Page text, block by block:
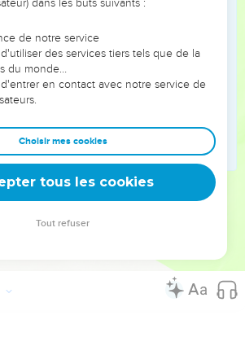
le Seigneur a donné la victoire à
aux Israélites : « Venez, allons au
la royauté de Saül. »
rendit au Guilgal. Et là, dans le
nouveau proclamé roi, puis on offrit des
au Seigneur. Saül et tous les
livrèrent à de grandes réjouissances.
– Bibli’O, 1997, avec autorisation. Pour vous procurer
dans les buts suivants :
de notre service
des services tiers tels que de la
du monde…
en contact avec notre service de
Choisir mes cookies
tous les cookies
Tout refuser